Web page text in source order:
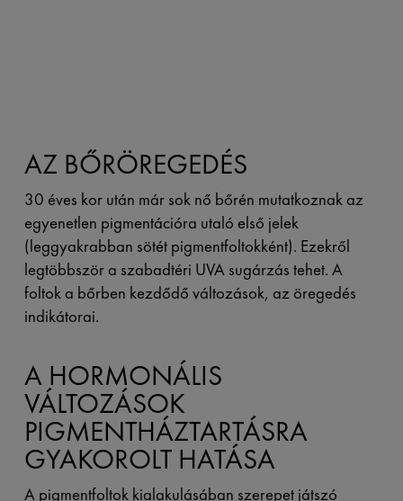
AZ BŐRÖREGEDÉS
30 éves kor után már sok nő bőrén mutatkoznak az
egyenetlen pigmentációra utaló első jelek
(leggyakrabban sötét pigmentfoltokként). Ezekről
legtöbbször a szabadtéri UVA sugárzás tehet. A
foltok a bőrben kezdődő változások, az öregedés
indikátorai.
A HORMONÁLIS
VÁLTOZÁSOK
PIGMENTHÁZTARTÁSRA
GYAKOROLT HATÁSA
A pigmentfoltok kialakulásában szerepet játszó